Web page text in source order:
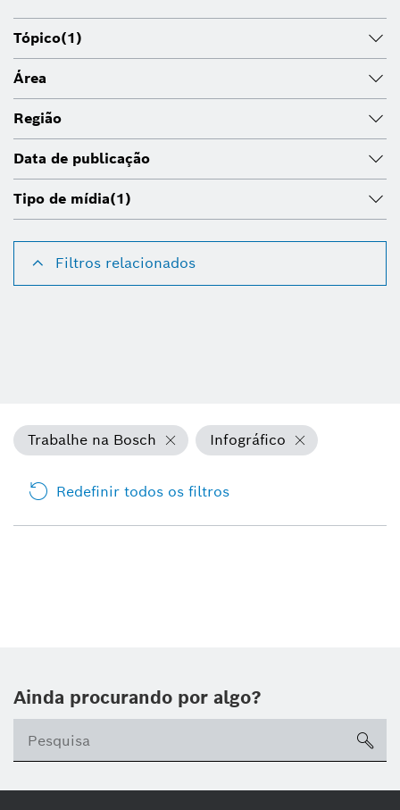
Tópico(1)
Área
Região
Data de publicação
Tipo de mídia(1)
Filtros relacionados
Trabalhe na Bosch Infográfico
Redefinir todos os filtros
Ainda procurando por algo?